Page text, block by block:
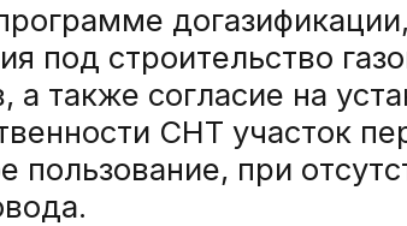
под строительство
а также согласие на
СНТ участок
пользование, при